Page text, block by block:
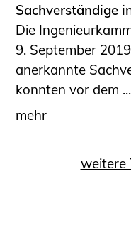
Sachverständige
Die
9. September
anerkannte
konnten vor dem ...
mehr
weitere